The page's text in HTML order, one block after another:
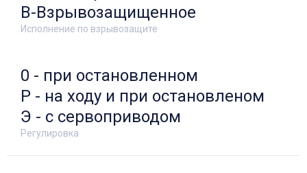
Исполнение по взрывозащите
В-Взрывозащищенное
Регулировка
0 - при остановленном
Р - на ходу и при остановленом
Э - с сервоприводом